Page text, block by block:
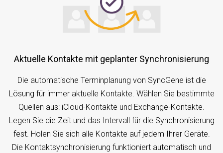
Aktuelle Kontakte mit geplanter Synchronisierung
Die automatische Terminplanung von SyncGene ist die
Lösung für immer aktuelle Kontakte. Wählen Sie bestimmte
Quellen aus: iCloud-Kontakte und Exchange-Kontakte.
Legen Sie die Zeit und das Intervall für die Synchronisierung
fest. Holen Sie sich alle Kontakte auf jedem Ihrer Geräte.
Die Kontaktsynchronisierung funktioniert automatisch und